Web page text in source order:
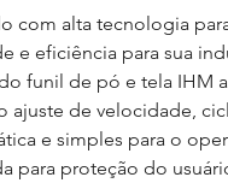
com alta tecnologia
e eficiência para sua
funil de pó e tela IHM a
ajuste de velocidade,
e simples para o
para proteção do